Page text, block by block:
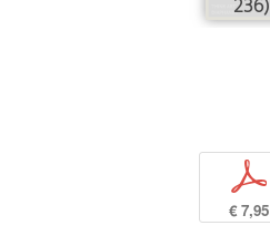
236)
p
€ 7,95